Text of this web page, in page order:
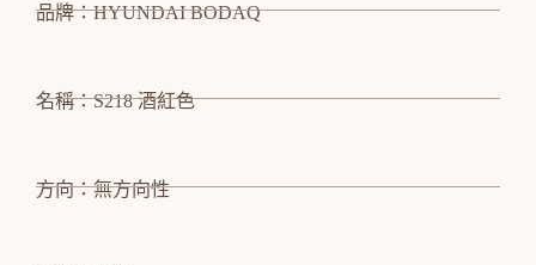
品牌：HYUNDAI BODAQ
名稱：S218 酒紅色
方向：無方向性